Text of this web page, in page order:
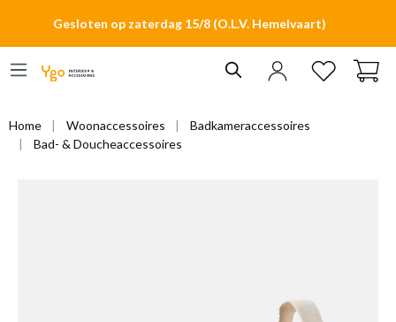
Gesloten op zaterdag 15/8 (O.L.V. Hemelvaart)
Home Woonaccessoires
Badkameraccessoires
Bad- & Doucheaccessoires